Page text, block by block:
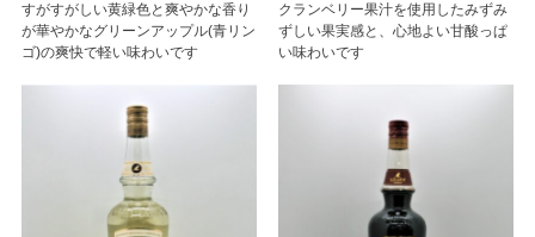
すがすがしい黄緑色と爽やかな香り
が華やかなグリーンアップル(青リン
ゴ)の爽快で軽い味わいです
クランベリー果汁を使用したみずみ
ずしい果実感と、心地よい甘酸っぱ
い味わいです